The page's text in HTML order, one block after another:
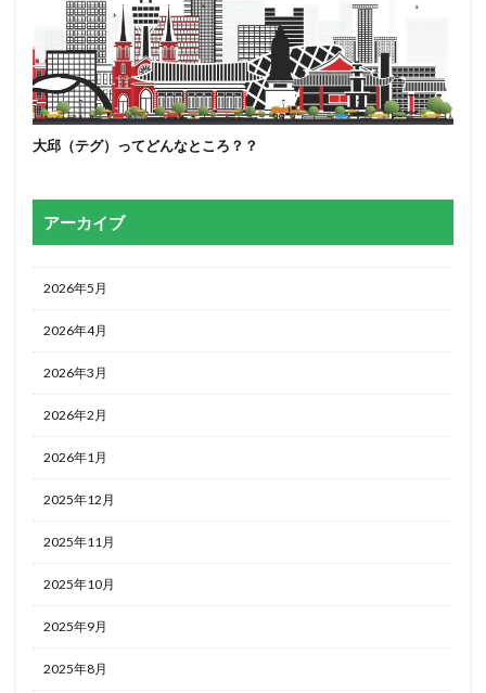
大邱（テグ）ってどんなところ？？
アーカイブ
2026年5月
2026年4月
2026年3月
2026年2月
2026年1月
2025年12月
2025年11月
2025年10月
2025年9月
2025年8月